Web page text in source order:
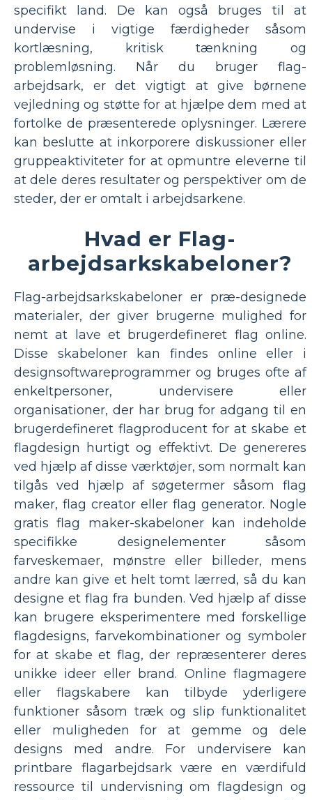
specifikt land. De kan også bruges til at
undervise i vigtige færdigheder såsom
kortlæsning, kritisk tænkning og
problemløsning. Når du bruger flag-
arbejdsark, er det vigtigt at give børnene
vejledning og støtte for at hjælpe dem med at
fortolke de præsenterede oplysninger. Lærere
kan beslutte at inkorporere diskussioner eller
gruppeaktiviteter for at opmuntre eleverne til
at dele deres resultater og perspektiver om de
steder, der er omtalt i arbejdsarkene.
Hvad er Flag-
arbejdsarkskabeloner?
Flag-arbejdsarkskabeloner er præ-designede
materialer, der giver brugerne mulighed for
nemt at lave et brugerdefineret flag online.
Disse skabeloner kan findes online eller i
designsoftwareprogrammer og bruges ofte af
enkeltpersoner, undervisere eller
organisationer, der har brug for adgang til en
brugerdefineret flagproducent for at skabe et
flagdesign hurtigt og effektivt. De genereres
ved hjælp af disse værktøjer, som normalt kan
tilgås ved hjælp af søgetermer såsom flag
maker, flag creator eller flag generator. Nogle
gratis flag maker-skabeloner kan indeholde
specifikke designelementer såsom
farveskemaer, mønstre eller billeder, mens
andre kan give et helt tomt lærred, så du kan
designe et flag fra bunden. Ved hjælp af disse
kan brugere eksperimentere med forskellige
flagdesigns, farvekombinationer og symboler
for at skabe et flag, der repræsenterer deres
unikke ideer eller brand. Online flagmagere
eller flagskabere kan tilbyde yderligere
funktioner såsom træk og slip funktionalitet
eller muligheden for at gemme og dele
designs med andre. For undervisere kan
printbare flagarbejdsark være en værdifuld
ressource til undervisning om flagdesign og